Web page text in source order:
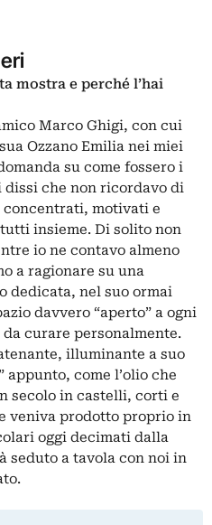
mostra e perché l’hai
Marco Ghigi, con cui
Ozzano Emilia nei miei
su come fossero i
che non ricordavo di
motivati e
insieme. Di solito non
io ne contavo almeno
a ragionare su una
dedicata, nel suo ormai
davvero “aperto” a ogni
curare personalmente.
illuminante a suo
appunto, come l’olio che
secolo in castelli, corti e
veniva prodotto proprio in
oggi decimati dalla
seduto a tavola con noi in